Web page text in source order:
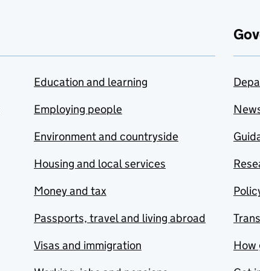
Education and learning
Employing people
Environment and countryside
Housing and local services
Money and tax
Passports, travel and living abroad
Visas and immigration
How